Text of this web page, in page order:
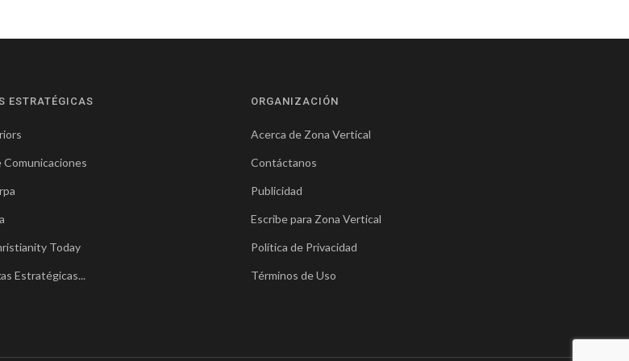
ESTRATÉGICAS
Comunicaciones
Today
Estratégicas...
ORGANIZACIÓN
Acerca de Zona Vertical
Contáctanos
Publicidad
Escribe para Zona Vertical
Política de Privacidad
Términos de Uso